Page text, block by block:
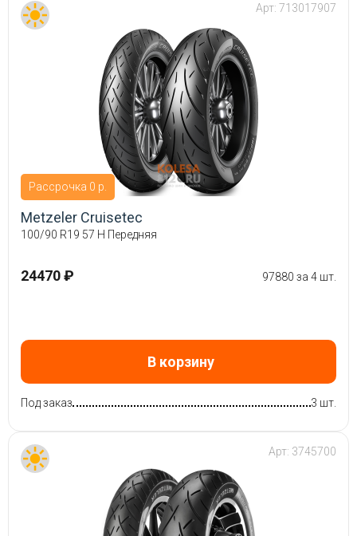
Рассрочка 0 р.
Арт: 713017907
Metzeler Cruisetec
100/90 R19 57 H Передняя
24470 ₽ 97880 за 4 шт.
В корзину
Под заказ 3 шт.
Арт: 3745700